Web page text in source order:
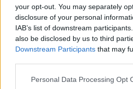
your opt-out. You may separately
disclosure of your personal
IAB’s list of downstream
also be disclosed by us to third
Downstream Participants that may
Personal Data Processing Opt
e-cars.hu
Elektromosan közlekedsz, vagy
Érdekelnek a legfrissebb hírek az
foglalkoztatnak a legújabb